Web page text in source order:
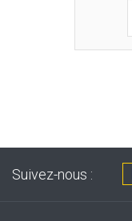
Suivez-nous :